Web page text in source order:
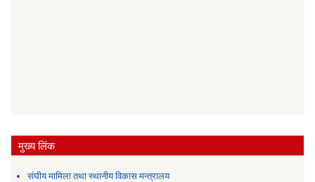
मुख्य लिंक
संघीय मामिला तथा स्थानीय विकास मन्त्रालय